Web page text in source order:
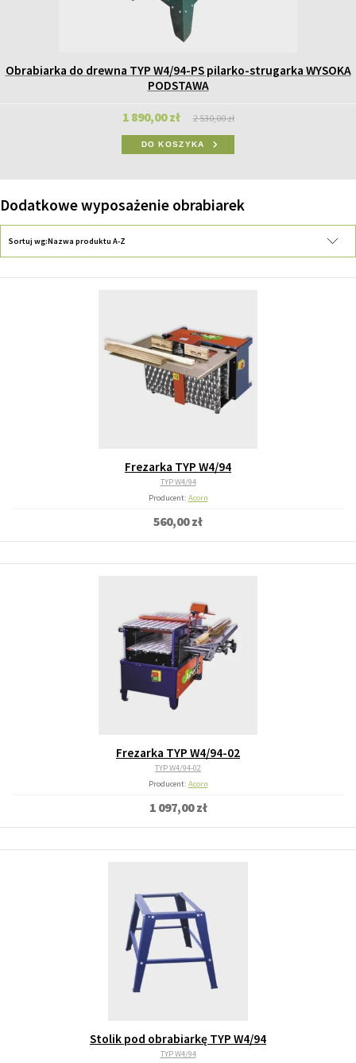
Obrabiarka do drewna TYP W4/94-PS pilarko-strugarka WYSOKA
PODSTAWA
1 890,00 zł 2 530,00 zł
DO KOSZYKA
Dodatkowe wyposażenie obrabiarek
Sortuj wg:Nazwa produktu A-Z
Frezarka TYP W4/94
TYP W4/94
Producent: Acorn
560,00 zł
Frezarka TYP W4/94-02
TYP W4/94-02
Producent: Acorn
1 097,00 zł
Stolik pod obrabiarkę TYP W4/94
TYP W4/94